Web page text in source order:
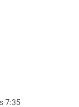
7:35